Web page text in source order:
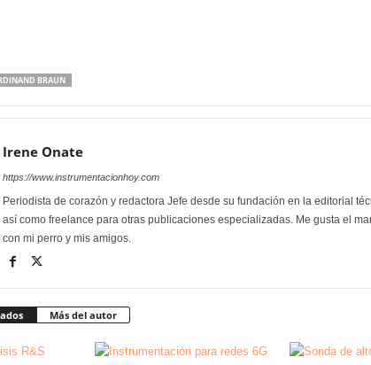
BRAUN
Irene Onate
https://www.instrumentacionhoy.com
Periodista de corazón y redactora Jefe desde su fundación en la editorial
así como freelance para otras publicaciones especializadas. Me gusta el
con mi perro y mis amigos.
Más del autor